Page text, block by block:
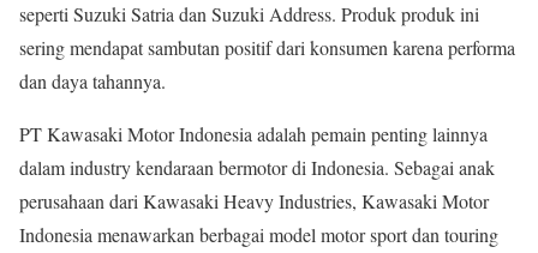
seperti Suzuki Satria dan Suzuki Address. Produk produk ini
sering mendapat sambutan positif dari konsumen karena performa
dan daya tahannya.
PT Kawasaki Motor Indonesia adalah pemain penting lainnya
dalam industry kendaraan bermotor di Indonesia. Sebagai anak
perusahaan dari Kawasaki Heavy Industries, Kawasaki Motor
Indonesia menawarkan berbagai model motor sport dan touring